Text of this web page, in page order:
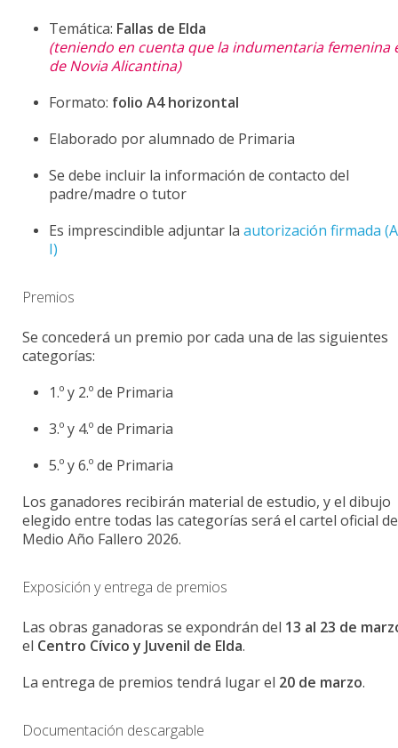
Temática: Fallas de Elda
(teniendo en cuenta que la indumentaria femenina
de Novia Alicantina)
Formato: folio A4 horizontal
Elaborado por alumnado de Primaria
Se debe incluir la información de contacto del
padre/madre o tutor
Es imprescindible adjuntar la autorización firmada
I)
Premios
Se concederá un premio por cada una de las siguientes
categorías:
1.º y 2.º de Primaria
3.º y 4.º de Primaria
5.º y 6.º de Primaria
Los ganadores recibirán material de estudio, y el dibujo
elegido entre todas las categorías será el cartel oficial
Medio Año Fallero 2026.
Exposición y entrega de premios
Las obras ganadoras se expondrán del 13 al 23 de
el Centro Cívico y Juvenil de Elda.
La entrega de premios tendrá lugar el 20 de marzo.
Documentación descargable